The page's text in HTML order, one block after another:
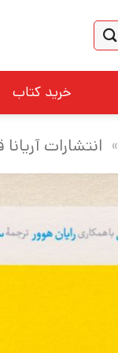
خرید کتاب
» انتشارات آریانا